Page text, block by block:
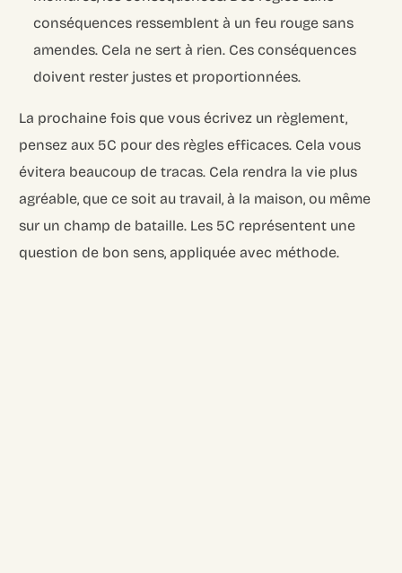
conséquences ressemblent à un feu rouge sans
amendes. Cela ne sert à rien. Ces conséquences
doivent rester justes et proportionnées.
La prochaine fois que vous écrivez un règlement,
pensez aux 5C pour des règles efficaces. Cela vous
évitera beaucoup de tracas. Cela rendra la vie plus
agréable, que ce soit au travail, à la maison, ou même
sur un champ de bataille. Les 5C représentent une
question de bon sens, appliquée avec méthode.